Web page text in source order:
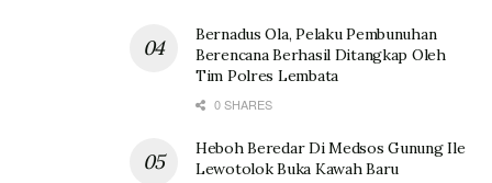
Bernadus Ola, Pelaku Pembunuhan
Berencana Berhasil Ditangkap Oleh
Tim Polres Lembata
0 SHARES
Heboh Beredar Di Medsos Gunung Ile
Lewotolok Buka Kawah Baru